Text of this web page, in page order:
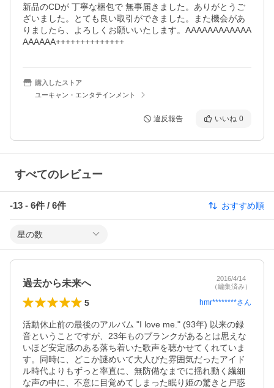
新品のCDが 丁寧な梱包で 無事届きました。ありがとうご
ざいました。とても良い取引ができました。また機会があ
りましたら、よろしくお願いいたします。AAAAAAAAAAAA
AAAAAA++++++++++++++
購入したストア
ユーキャン・エンタテインメント
違反報告 いいね 0
すべてのレビュー
-13 - 6件 / 6件 おすすめ順
星の数
過去から未来へ
2016/4/14
（編集済み）
5 hmr********さん
活動休止前の最後のアルバム "I love me." (93年) 以来の録
音ということですが、23年ものブランクがあるとは思えな
いほど安定感のある落ち着いた歌声を聴かせてくれていま
す。同時に、どこか謎めいて大人びた雰囲気だったアイド
ル時代よりもずっと率直に、無防備なまでに揺れ動く繊細
な声の中に、不意に目覚めてしまった眠り姫の驚きと戸惑